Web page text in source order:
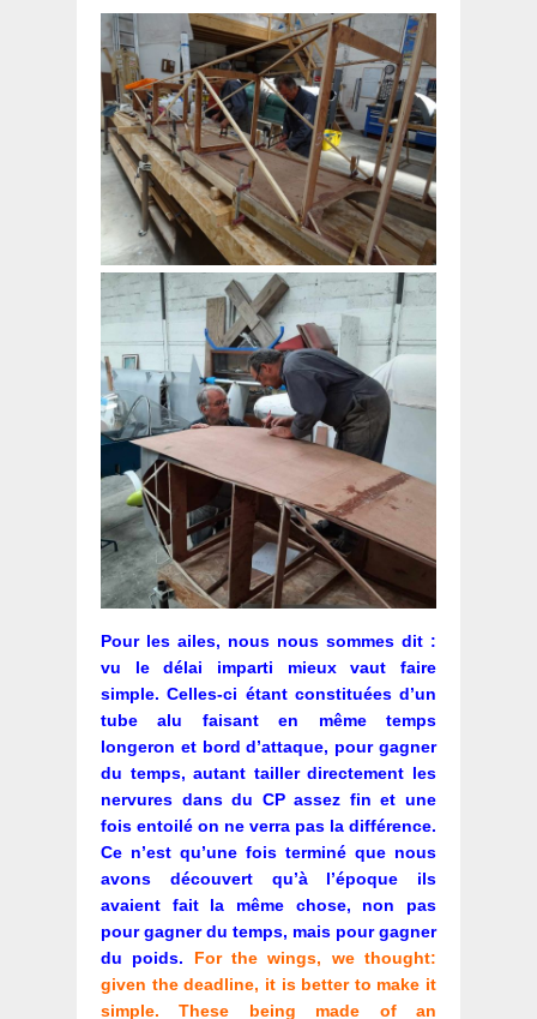
Pour les ailes, nous nous sommes dit :
vu le délai imparti mieux vaut faire
simple. Celles-ci étant constituées d’un
tube alu faisant en même temps
longeron et bord d’attaque, pour gagner
du temps, autant tailler directement les
nervures dans du CP assez fin et une
fois entoilé on ne verra pas la différence.
Ce n’est qu’une fois terminé que nous
avons découvert qu’à l’époque ils
avaient fait la même chose, non pas
pour gagner du temps, mais pour gagner
du poids.
For the wings, we thought:
given the deadline, it is better to make it
simple. These being made of an